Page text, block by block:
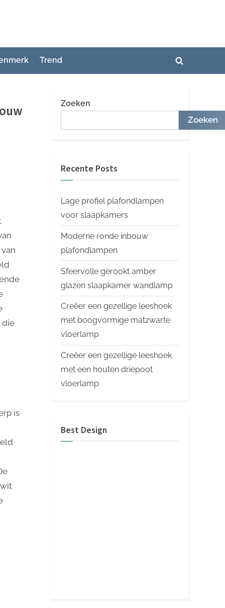
Trend
Toggle
die
is
Zoeken
Zoeken
Recente Posts
Lage profiel plafondlampen
voor slaapkamers
Moderne ronde inbouw
plafondlampen
Sfeervolle gerookt amber
glazen slaapkamer wandlamp
Creëer een gezellige leeshoek
met boogvormige matzwarte
vloerlamp
Creëer een gezellige leeshoek
met een houten driepoot
vloerlamp
Best Design